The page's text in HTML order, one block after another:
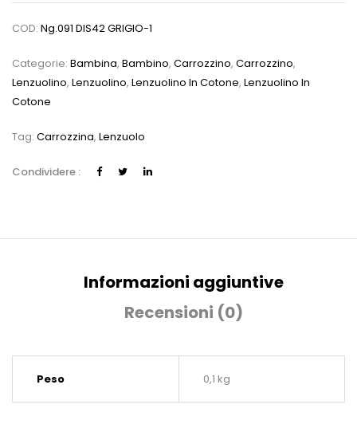
COD: Ng.091 DIS42 GRIGIO-1
Categorie: Bambina, Bambino, Carrozzino, Carrozzino,
Lenzuolino, Lenzuolino, Lenzuolino In Cotone, Lenzuolino In
Cotone
Tag: Carrozzina, Lenzuolo
Condividere :
Informazioni aggiuntive
Recensioni (0)
Peso 0,1 kg